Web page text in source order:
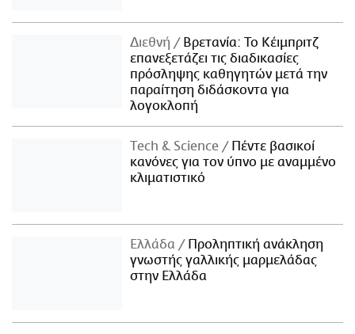
Διεθνή
Βρετανία: Το Κέιμπριτζ
επανεξετάζει τις διαδικασίες
πρόσληψης καθηγητών μετά την
παραίτηση διδάσκοντα για
λογοκλοπή
Τech & Science
Πέντε βασικοί
κανόνες για τον ύπνο με αναμμένο
κλιματιστικό
Ελλάδα
Προληπτική ανάκληση
γνωστής γαλλικής μαρμελάδας
στην Ελλάδα